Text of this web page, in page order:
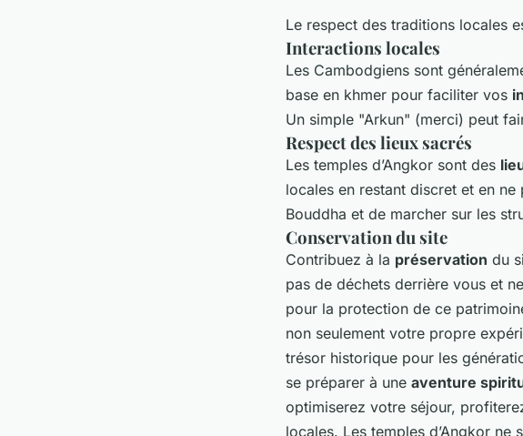
Le respect des traditions locales
Interactions locales
Les Cambodgiens sont
base en khmer pour faciliter vos
Un simple "Arkun" (merci) peut
Respect des lieux sacrés
Les temples d’Angkor sont des
locales en restant discret et en
Bouddha et de marcher sur les
Conservation du site
Contribuez à la préservation du
pas de déchets derrière vous et
pour la protection de ce
non seulement votre propre
trésor historique pour les
se préparer à une aventure
optimiserez votre séjour,
locales. Les temples d’Angkor